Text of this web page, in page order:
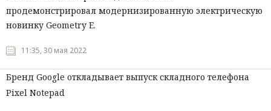
продемонстрировал модернизированную электрическую
новинку Geometry E.
11:35, 30 мая 2022
Бренд Google откладывает выпуск складного телефона
Pixel Notepad